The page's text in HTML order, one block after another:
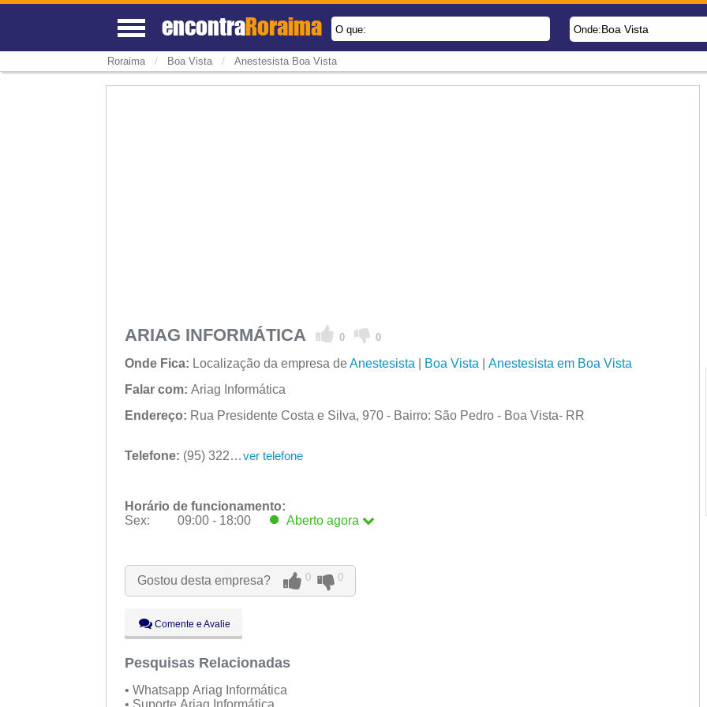
encontraRoraima O que: Onde:Boa Vista
Roraima / Boa Vista / Anestesista Boa Vista
ARIAG INFORMÁTICA 0 0
Onde Fica: Localização da empresa deAnestesista Boa Vista
Anestesista em Boa Vista
Falar com: Ariag Informática
Endereço: Rua Presidente Costa e Silva, 970 - Bairro: São Pedro - Boa Vista- RR
Telefone: (95) 3224-1051 ver telefone
Horário de funcionamento:
Sex:
09:00 - 18:00 Aberto agora
Ter:
09:00 - 18:00
Qua:
09:00 - 18:00
Sex:
09:00 - 18:00
Sáb:
Fechado
Dom:
Fechado
Gostou desta empresa? 0 0
Comente e Avalie
Pesquisas Relacionadas
• Whatsapp Ariag Informática
• Suporte Ariag Informática